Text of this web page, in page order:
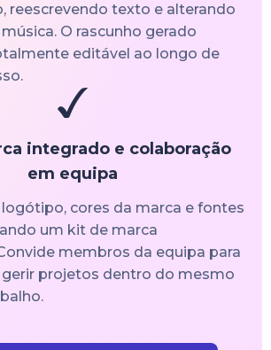
reescrevendo texto e alterando
O rascunho gerado
editável ao longo de
integrado e colaboração
em equipa
cores da marca e fontes
um kit de marca
membros da equipa para
gerir projetos dentro do mesmo